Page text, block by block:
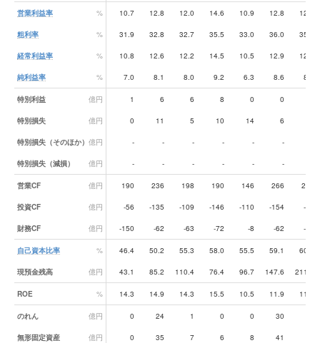
営業利益率 % 10.7 12.8 12.0 14.6 10.9 12.8 12.9
粗利率 % 31.9 32.8 32.7 35.5 33.0 36.0 35.2
経常利益率 % 10.8 12.6 12.2 14.5 10.5 12.9 12.6
純利益率 % 7.0 8.1 8.0 9.2 6.3 8.6 8.4
特別利益 億円 1 6 6 8 0 0
特別損失 億円 0 11 5 10 14 6
特別損失（そのほか） 億円 - - - - - -
特別損失（減損） 億円 - - - - - -
営業CF 億円 190 236 198 190 146 266 249
投資CF 億円 -56 -135 -109 -146 -110 -154 -85
財務CF 億円 -150 -62 -63 -72 -8 -62 -96
自己資本比率 % 46.4 50.2 55.3 58.0 55.5 59.1 60.7
現預金残高 億円 43.1 85.2 110.4 76.4 96.7 147.6 211.3
ROE % 14.3 14.9 14.3 15.5 10.5 11.9 11.6
のれん 億円 0 24 1 0 0 30
無形固定資産 億円 0 35 7 6 8 41